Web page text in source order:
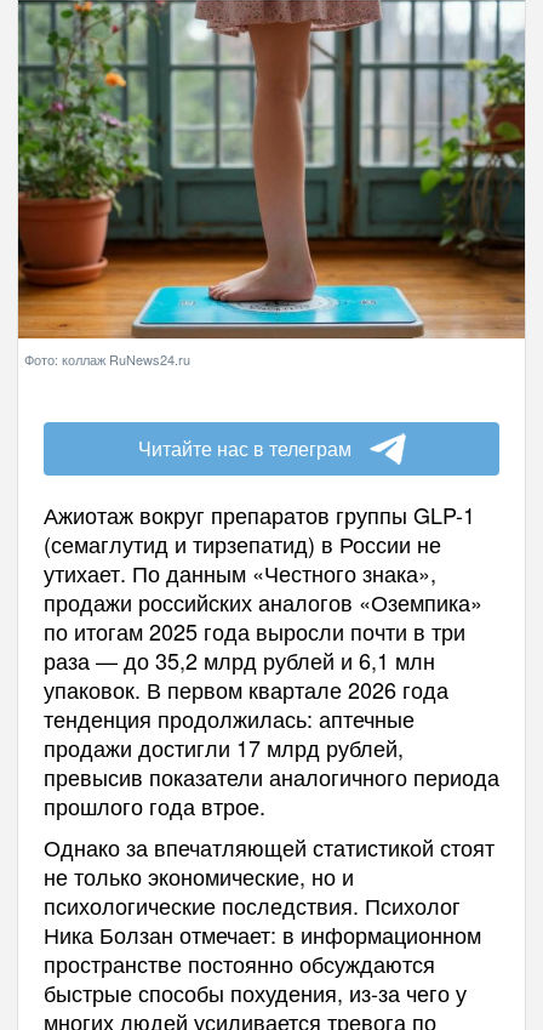
Фото: коллаж RuNews24.ru
Читайте нас в телеграм
Ажиотаж вокруг препаратов группы GLP-1
(семаглутид и тирзепатид) в России не
утихает. По данным «Честного знака»,
продажи российских аналогов «Оземпика»
по итогам 2025 года выросли почти в три
раза — до 35,2 млрд рублей и 6,1 млн
упаковок. В первом квартале 2026 года
тенденция продолжилась: аптечные
продажи достигли 17 млрд рублей,
превысив показатели аналогичного периода
прошлого года втрое.
Однако за впечатляющей статистикой стоят
не только экономические, но и
психологические последствия. Психолог
Ника Болзан отмечает: в информационном
пространстве постоянно обсуждаются
быстрые способы похудения, из-за чего у
многих людей усиливается тревога по